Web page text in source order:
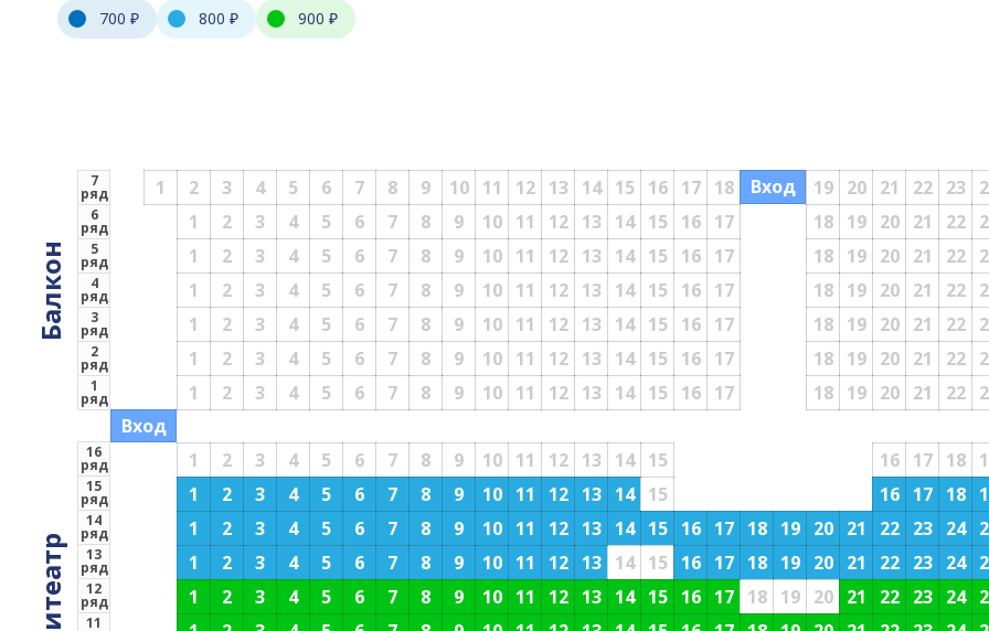
700 ₽ 800 ₽ 900 ₽
1 2 3 4 5 6 7 8 9 10 11 12 13 14 15 16 17 18 19 20 21 22 23
1
2 3 4 5 6 7 8 9 10 11 12 13 14 15 16 17 18 19 20 21 22
1
2 3 4 5 6 7 8 9 10 11 12 13 14 15 16 17 18 19 20 21 22
1
2 3 4 5 6 7 8 9 10 11 12 13 14 15 16 17 18 19 20 21 22
1
2 3 4 5 6 7 8 9 10 11 12 13 14 15 16 17 18 19 20 21 22
1
2 3 4 5 6 7 8 9 10 11 12 13 14 15 16 17 18 19 20 21 22
1
2 3 4 5 6 7 8 9 10 11 12 13 14 15 16 17 18 19 20 21 22
1 2 3 4 5 6 7 8 9 10 11 12 13 14 15 16 17 18
1
2 3 4 5 6 7 8 9 10 11 12 13 14 15 16 17 18
1
2 3 4 5 6 7 8 9 10 11 12 13 14 15 16 17 18 19 20 21 22 23 24
1
2 3 4 5 6 7 8 9 10 11 12 13 14 15 16 17 18 19 20 21 22 23 24
1
2 3 4 5 6 7 8 9 10 11 12 13 14 15 16 17 18 19 20 21 22 23 24
Вход
Вход
Балкон
7
ряд
6
ряд
5
ряд
4
ряд
3
ряд
2
ряд
1
ряд
16
ряд
15
ряд
14
ряд
13
ряд
12
ряд
11